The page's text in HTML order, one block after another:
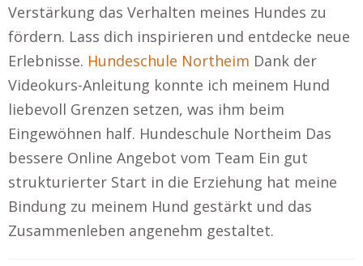
Verstärkung das Verhalten meines Hundes zu
fördern. Lass dich inspirieren und entdecke neue
Erlebnisse. Hundeschule Northeim Dank der
Videokurs-Anleitung konnte ich meinem Hund
liebevoll Grenzen setzen, was ihm beim
Eingewöhnen half. Hundeschule Northeim Das
bessere Online Angebot vom Team Ein gut
strukturierter Start in die Erziehung hat meine
Bindung zu meinem Hund gestärkt und das
Zusammenleben angenehm gestaltet.